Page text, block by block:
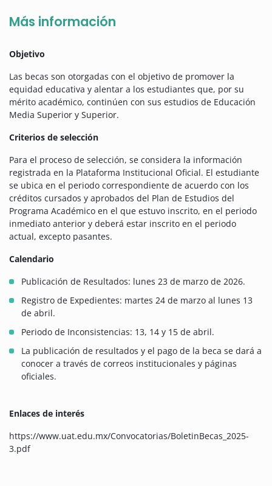
Más información
Objetivo
Las becas son otorgadas con el objetivo de promover la
equidad educativa y alentar a los estudiantes que, por su
mérito académico, continúen con sus estudios de Educación
Media Superior y Superior.
Criterios de selección
Para el proceso de selección, se considera la información
registrada en la Plataforma Institucional Oficial. El estudiante
se ubica en el periodo correspondiente de acuerdo con los
créditos cursados y aprobados del Plan de Estudios del
Programa Académico en el que estuvo inscrito, en el periodo
inmediato anterior y deberá estar inscrito en el periodo
actual, excepto pasantes.
Calendario
Publicación de Resultados: lunes 23 de marzo de 2026.
Registro de Expedientes: martes 24 de marzo al lunes 13
de abril.
Periodo de Inconsistencias: 13, 14 y 15 de abril.
La publicación de resultados y el pago de la beca se dará a
conocer a través de correos institucionales y páginas
oficiales.
Enlaces de interés
https://www.uat.edu.mx/Convocatorias/BoletinBecas_2025-
3.pdf